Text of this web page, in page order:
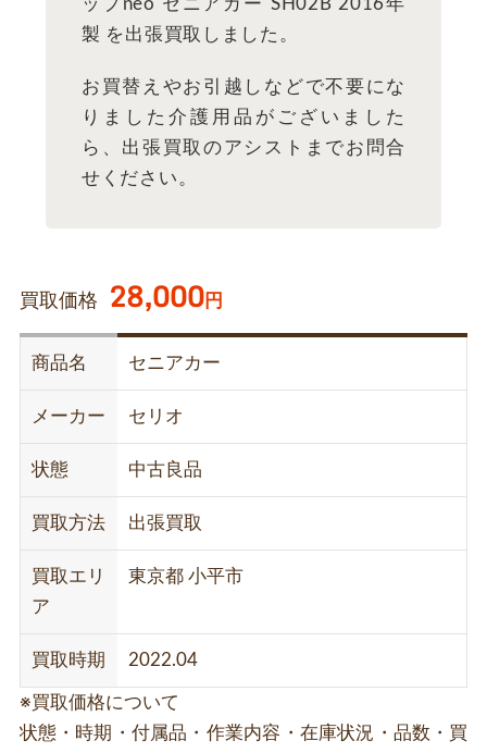
ップneo セニアカー SH02B 2016年
製 を出張買取しました。
お買替えやお引越しなどで不要にな
りました介護用品がございました
ら、出張買取のアシストまでお問合
せください。
買取価格 28,000円
商品名 セニアカー
メーカー セリオ
状態 中古良品
買取方法 出張買取
買取エリ
ア
東京都 小平市
買取時期 2022.04
※買取価格について
状態・時期・付属品・作業内容・在庫状況・品数・買